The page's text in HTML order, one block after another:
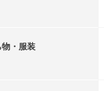
物・服装